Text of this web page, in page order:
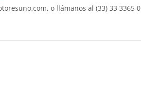
o llámanos al (33) 33 3365